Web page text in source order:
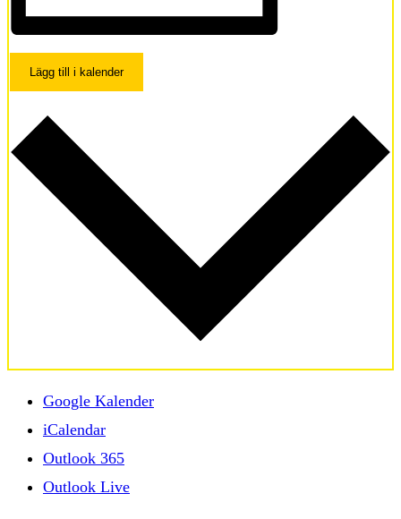
Lägg till i kalender
Google Kalender
iCalendar
Outlook 365
Outlook Live